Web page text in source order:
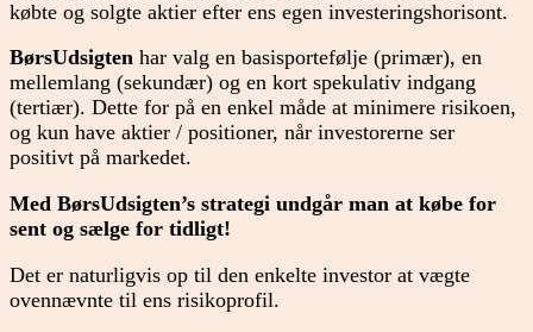
købte og solgte aktier efter ens egen investeringshorisont.
BørsUdsigten har valg en basisportefølje (primær), en
mellemlang (sekundær) og en kort spekulativ indgang
(tertiær). Dette for på en enkel måde at minimere risikoen,
og kun have aktier / positioner, når investorerne ser
positivt på markedet.
Med BørsUdsigten’s strategi undgår man at købe for
sent og sælge for tidligt!
Det er naturligvis op til den enkelte investor at vægte
ovennævnte til ens risikoprofil.